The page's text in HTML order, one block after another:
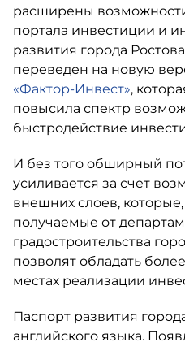
расширены
портала инвестиции и
развития города
переведен на новую
«Фактор-Инвест»,
повысила спектр
быстродействие
И без того обширный
усиливается за счет
внешних слоев,
получаемые от
градостроительства
позволят обладать
местах реализации
Паспорт развития
английского языка.